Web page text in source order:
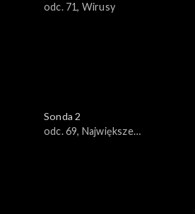
odc. 71, Wirusy
Sonda 2
odc. 69, Największe